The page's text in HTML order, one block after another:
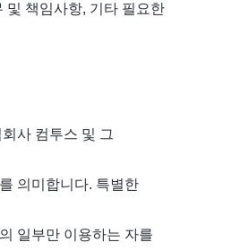
및 책임사항, 기타 필요한
사 컴투스 및 그
의미합니다. 특별한
일부만 이용하는 자를